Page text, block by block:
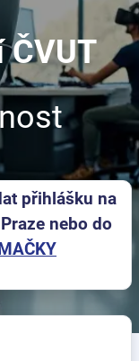
ČVUT
přihlášku na
nebo do